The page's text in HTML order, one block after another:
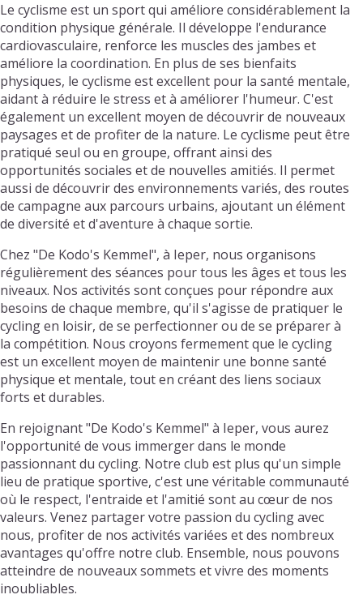
Le cyclisme est un sport qui améliore considérablement la
condition physique générale. Il développe l'endurance
cardiovasculaire, renforce les muscles des jambes et
améliore la coordination. En plus de ses bienfaits
physiques, le cyclisme est excellent pour la santé mentale,
aidant à réduire le stress et à améliorer l'humeur. C'est
également un excellent moyen de découvrir de nouveaux
paysages et de profiter de la nature. Le cyclisme peut être
pratiqué seul ou en groupe, offrant ainsi des
opportunités sociales et de nouvelles amitiés. Il permet
aussi de découvrir des environnements variés, des routes
de campagne aux parcours urbains, ajoutant un élément
de diversité et d'aventure à chaque sortie.
Chez "De Kodo's Kemmel", à Ieper, nous organisons
régulièrement des séances pour tous les âges et tous les
niveaux. Nos activités sont conçues pour répondre aux
besoins de chaque membre, qu'il s'agisse de pratiquer le
cycling en loisir, de se perfectionner ou de se préparer à
la compétition. Nous croyons fermement que le cycling
est un excellent moyen de maintenir une bonne santé
physique et mentale, tout en créant des liens sociaux
forts et durables.
En rejoignant "De Kodo's Kemmel" à Ieper, vous aurez
l'opportunité de vous immerger dans le monde
passionnant du cycling. Notre club est plus qu'un simple
lieu de pratique sportive, c'est une véritable communauté
où le respect, l'entraide et l'amitié sont au cœur de nos
valeurs. Venez partager votre passion du cycling avec
nous, profiter de nos activités variées et des nombreux
avantages qu'offre notre club. Ensemble, nous pouvons
atteindre de nouveaux sommets et vivre des moments
inoubliables.